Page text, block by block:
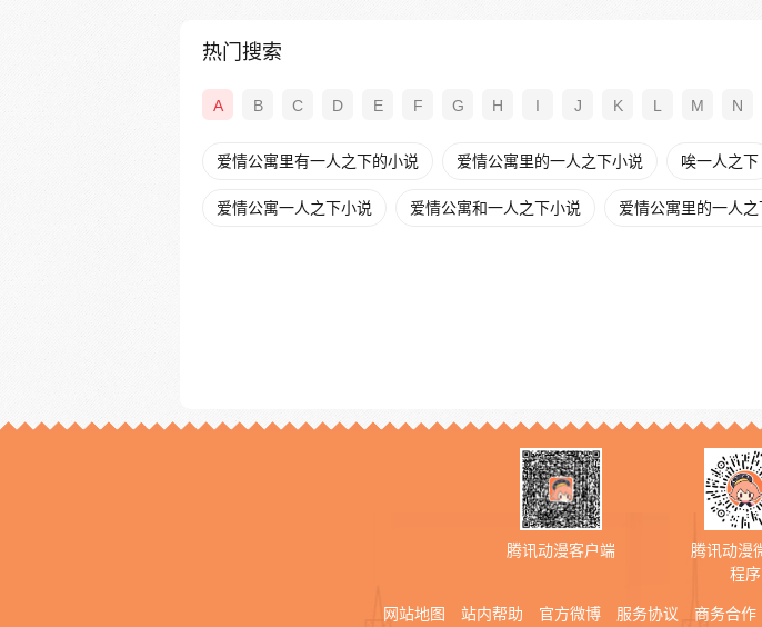
热门搜索
A B C D E F G H I J K L M N
爱情公寓里有一人之下的小说 爱情公寓里的一人之下小说 唉一人之下
爱情公寓一人之下小说 爱情公寓和一人之下小说 爱情公寓里的一人
腾讯动漫客户端
腾讯动漫
程序
网站地图 站内帮助 官方微博 服务协议 商务合作